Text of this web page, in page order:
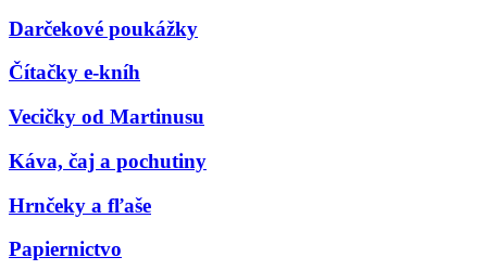
Darčekové poukážky
Čítačky e-kníh
Vecičky od Martinusu
Káva, čaj a pochutiny
Hrnčeky a fľaše
Papiernictvo